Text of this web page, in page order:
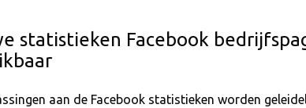
statistieken Facebook
aan de Facebook statistieken worden